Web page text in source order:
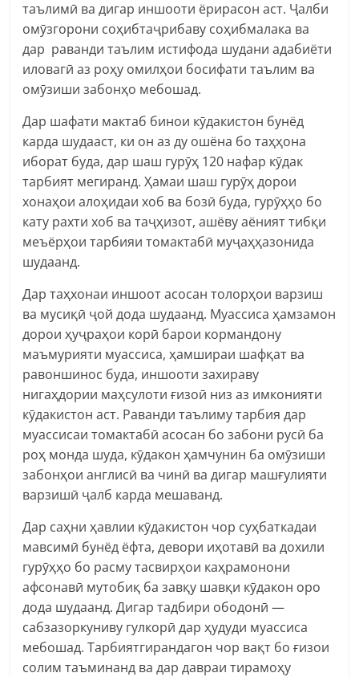
таълимӣ ва дигар иншооти ёрирасон аст. Ҷалби
омӯзгорони соҳибтаҷрибаву соҳибмалака ва
дар раванди таълим истифода шудани адабиёти
иловагӣ аз роҳу омилҳои босифати таълим ва
омӯзиши забонҳо мебошад.
Дар шафати мактаб бинои кӯдакистон бунёд
карда шудааст, ки он аз ду ошёна бо таҳҳона
иборат буда, дар шаш гурӯҳ 120 нафар кӯдак
тарбият мегиранд. Ҳамаи шаш гурӯҳ дорои
хонаҳои алоҳидаи хоб ва бозӣ буда, гурӯҳҳо бо
кату рахти хоб ва таҷҳизот, ашёву аёният тибқи
меъёрҳои тарбияи томактабӣ муҷаҳҳазонида
шудаанд.
Дар таҳхонаи иншоот асосан толорҳои варзиш
ва мусиқӣ ҷой дода шудаанд. Муассиса ҳамзамон
дорои ҳуҷраҳои корӣ барои кормандону
маъмурияти муассиса, ҳамшираи шафқат ва
равоншинос буда, иншооти захираву
нигаҳдории маҳсулоти ғизоӣ низ аз имконияти
кӯдакистон аст. Раванди таълиму тарбия дар
муассисаи томактабӣ асосан бо забони русӣ ба
роҳ монда шуда, кӯдакон ҳамчунин ба омӯзиши
забонҳои англисӣ ва чинӣ ва дигар машғулияти
варзишӣ ҷалб карда мешаванд.
Дар саҳни ҳавлии кӯдакистон чор суҳбаткадаи
мавсимӣ бунёд ёфта, девори иҳотавӣ ва дохили
гурӯҳҳо бо расму тасвирҳои каҳрамонони
афсонавӣ мутобиқ ба завқу шавқи кӯдакон оро
дода шудаанд. Дигар тадбири ободонӣ —
сабзазоркуниву гулкорӣ дар ҳудуди муассиса
мебошад. Тарбиятгирандагон чор вақт бо ғизои
солим таъминанд ва дар давраи тирамоҳу